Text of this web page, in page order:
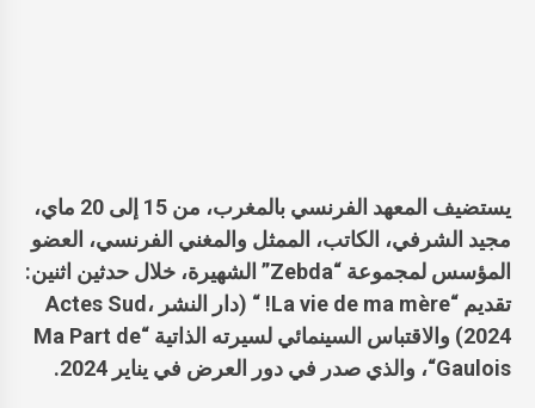
يستضيف المعهد الفرنسي بالمغرب، من 15 إلى 20 ماي،
مجيد الشرفي، الكاتب، الممثل والمغني الفرنسي، العضو
المؤسس لمجموعة “Zebda” الشهيرة، خلال حدثين اثنين:
تقديم “La vie de ma mère!
“ (دار النشر Actes Sud ،
2024) والاقتباس السينمائي لسيرته الذاتية “
Ma Part de
Gaulois
“، والذي صدر في دور العرض في يناير 2024.